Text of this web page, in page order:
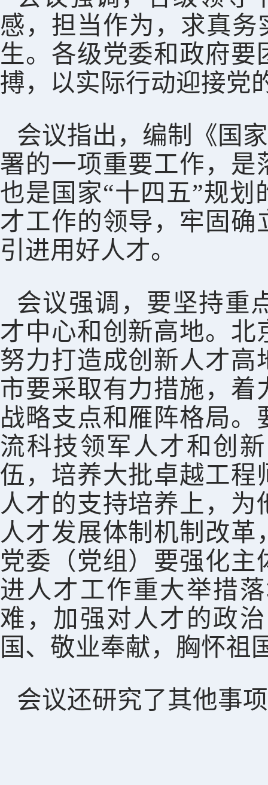
感，担当作为，求真务
生。各级党委和政府
搏，以实际行动迎接党
会议指出，编制《国
署的一项重要工作，
也是国家“十四五”规
才工作的领导，牢固
引进用好人才。
会议强调，要坚持重
才中心和创新高地。
努力打造成创新人才
市要采取有力措施，
战略支点和雁阵格局
流科技领军人才和创
伍，培养大批卓越工
人才的支持培养上，
人才发展体制机制改
党委（党组）要强化
进人才工作重大举措
难，加强对人才的政
国、敬业奉献，胸怀祖
会议还研究了其他事